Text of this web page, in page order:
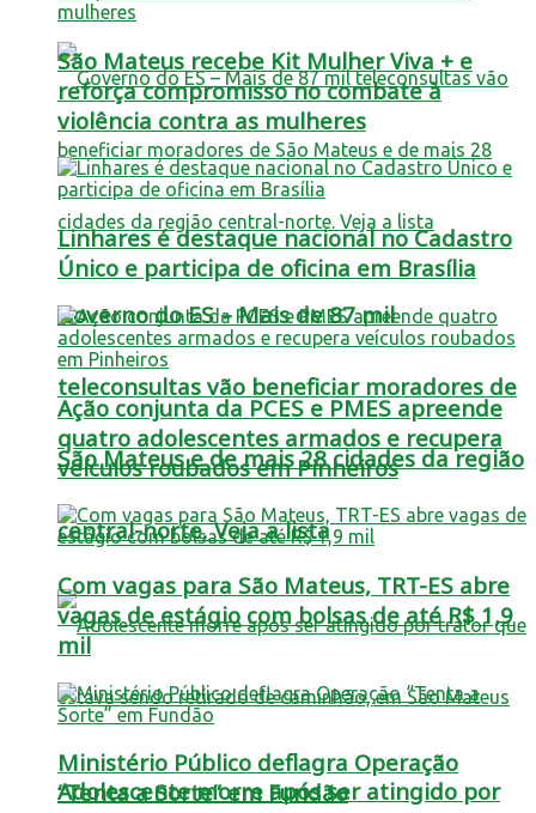
Governo do ES – Mais de 87 mil
teleconsultas vão beneficiar moradores de
São Mateus e de mais 28 cidades da região
central-norte. Veja a lista
Adolescente morre após ser atingido por
São Mateus recebe Kit Mulher Viva + e
reforça compromisso no combate à
violência contra as mulheres
Linhares é destaque nacional no Cadastro
Único e participa de oficina em Brasília
Ação conjunta da PCES e PMES apreende
quatro adolescentes armados e recupera
veículos roubados em Pinheiros
Com vagas para São Mateus, TRT-ES abre
vagas de estágio com bolsas de até R$ 1,9
mil
Ministério Público deflagra Operação
“Tenta a Sorte” em Fundão